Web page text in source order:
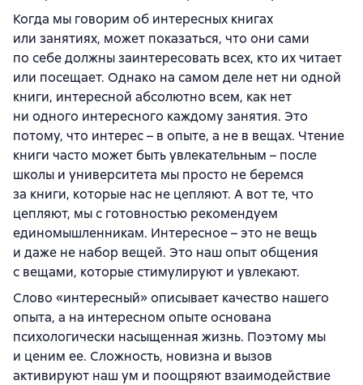
Когда мы говорим об интересных книгах
или занятиях, может показаться, что они сами
по себе должны заинтересовать всех, кто их читает
или посещает. Однако на самом деле нет ни одной
книги, интересной абсолютно всем, как нет
ни одного интересного каждому занятия. Это
потому, что интерес – в опыте, а не в вещах. Чтение
книги часто может быть увлекательным – после
школы и университета мы просто не беремся
за книги, которые нас не цепляют. А вот те, что
цепляют, мы с готовностью рекомендуем
единомышленникам. Интересное – это не вещь
и даже не набор вещей. Это наш опыт общения
с вещами, которые стимулируют и увлекают.
Слово «интересный» описывает качество нашего
опыта, а на интересном опыте основана
психологически насыщенная жизнь. Поэтому мы
и ценим ее. Сложность, новизна и вызов
активируют наш ум и поощряют взаимодействие